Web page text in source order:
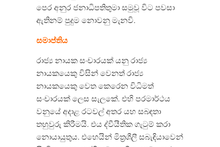
පෙර අනුර ජනාධිපතිතුමා සමුවූ විට පවසා
ඇතිනම් පුදුම නොවනු මැනවි.
සමාප්තිය
රාජ්‍ය නායක සංචාරයක් යනු රාජ්‍ය
නායකයෙකු විසින් වෙනත් රාජ්‍ය
නායකයෙකු වෙත කෙරෙන විධිමත්
සංචාරයක් ලෙස සැලකේ. එහි පරමාර්ථය
වනුයේ අදාළ රටවල් අතර යහ සබඳතා
තහුවුරු කිරීමයි. එය ද්වීයීතික ගැටුම් කරා
නොයායුතුය. එහෙයින් මිත්‍රශීලී සබැඳියාවෙන්